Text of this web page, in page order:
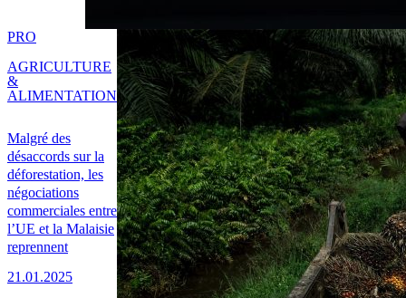
Malgré des
désaccords sur la
déforestation, les
négociations
commerciales entre
l’UE et la Malaisie
reprennent
21.01.2025
PRO
AGRICULTURE
&
ALIMENTATION